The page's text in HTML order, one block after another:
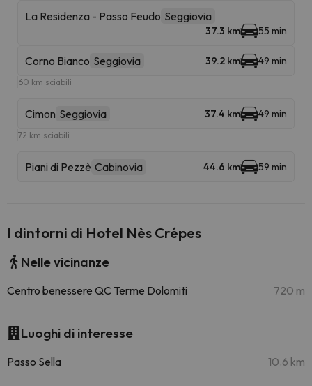
La Residenza - Passo Feudo Seggiovia
37.3 km 55 min
Corno Bianco Seggiovia 39.2 km 49 min
60 km sciabili
Cimon Seggiovia 37.4 km 49 min
72 km sciabili
Piani di Pezzè Cabinovia 44.6 km 59 min
I dintorni di Hotel Nès Crépes
Nelle vicinanze
Centro benessere QC Terme Dolomiti 720 m
Luoghi di interesse
Passo Sella 10.6 km